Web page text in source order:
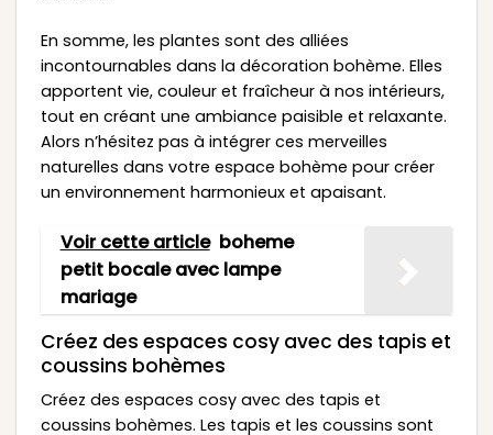
En somme, les plantes sont des alliées
incontournables dans la décoration bohème. Elles
apportent vie, couleur et fraîcheur à nos intérieurs,
tout en créant une ambiance paisible et relaxante.
Alors n’hésitez pas à intégrer ces merveilles
naturelles dans votre espace bohème pour créer
un environnement harmonieux et apaisant.
Voir cette article boheme
petit bocale avec lampe
mariage
Créez des espaces cosy avec des tapis et
coussins bohèmes
Créez des espaces cosy avec des tapis et
coussins bohèmes. Les tapis et les coussins sont